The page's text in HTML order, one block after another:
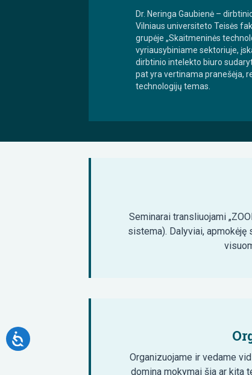
Dr. Neringa Gaubienė –
Vilniaus universiteto Teisės
grupėje „Skaitmeninės
vyriausybiniame sektoriuje,
dirbtinio intelekto biuro
pat yra vertinama pranešėja,
technologijų temas.
Seminarai transliuojami
sistema). Dalyviai,
Organizuojame ir vedame
domina mokymai šia ar kita